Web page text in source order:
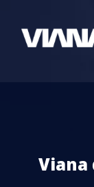
Viana